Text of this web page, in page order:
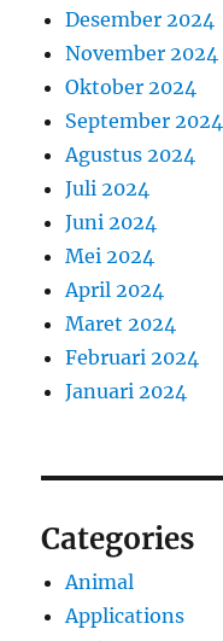
Desember 2024
November 2024
Oktober 2024
September 2024
Agustus 2024
Juli 2024
Juni 2024
Mei 2024
April 2024
Maret 2024
Februari 2024
Januari 2024
Categories
Animal
Applications